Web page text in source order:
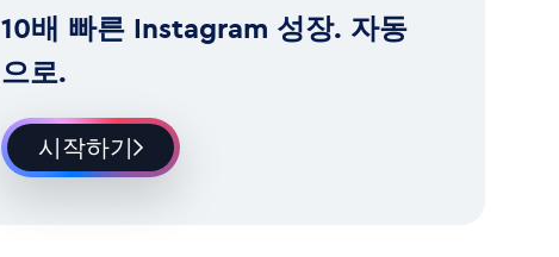
10배 빠른 Instagram 성장. 자동
으로.
시작하기